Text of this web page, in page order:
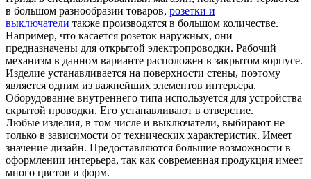
в большом разнообразии товаров, розетки и
выключатели также производятся в большом количестве.
Например, что касается розеток наружных, они
предназначены для открытой электропроводки. Рабочий
механизм в данном варианте расположен в закрытом корпусе.
Изделие устанавливается на поверхности стены, поэтому
является одним из важнейших элементов интерьера.
Оборудование внутреннего типа используется для устройства
скрытой проводки. Его устанавливают в отверстие.
Любые изделия, в том числе и выключатели, выбирают не
только в зависимости от технических характеристик. Имеет
значение дизайн. Предоставляются большие возможности в
оформлении интерьера, так как современная продукция имеет
много цветов и форм.